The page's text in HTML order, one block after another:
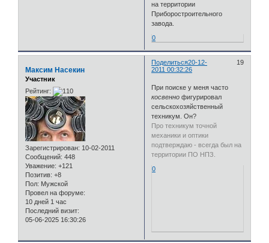
на территории
Приборостроительного
завода.
0
Поделиться 19
20-12-
2011 00:32:26
Максим Насекин
Участник
Рейтинг:
Зарегистрирован: 10-02-2011
Сообщений: 448
Уважение: +121
Позитив: +8
Пол: Мужской
Провел на форуме:
10 дней 1 час
Последний визит:
05-06-2025 16:30:26
При поиске у меня часто
косвеннофигурировал
сельскохозяйственный
техникум. Он?
Про техникум точной
механики и оптики
подтверждаю - всегда был на
территории ПО НПЗ.
0